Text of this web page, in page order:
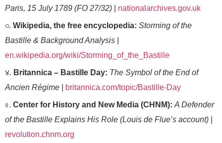
Paris, 15 July 1789 (FO 27/32)
nationalarchives.gov.uk
৩. Wikipedia, the free encyclopedia: Storming of the
Bastille & Background Analysis
en.wikipedia.org/wiki/Storming_of_the_Bastille
४. Britannica – Bastille Day: The Symbol of the End of
Ancien Régime
britannica.com/topic/Bastille-Day
৫. Center for History and New Media (CHNM): A Defender
of the Bastille Explains His Role (Louis de Flue’s account)
revolution.chnm.org